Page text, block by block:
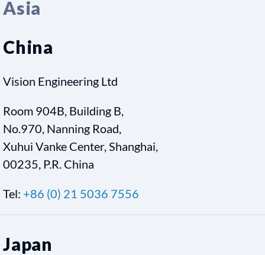
Asia
China
Vision Engineering Ltd
Room 904B, Building B,
No.970, Nanning Road,
Xuhui Vanke Center, Shanghai,
00235, P.R. China
Tel: +86 (0) 21 5036 7556
Japan